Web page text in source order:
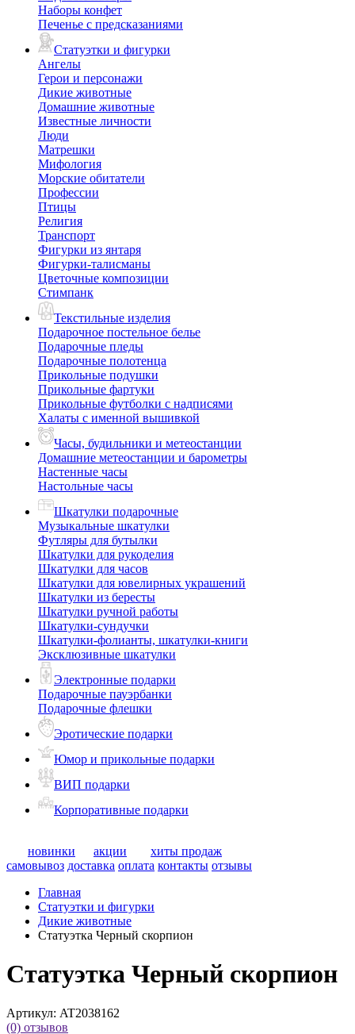
Наборы конфет
Печенье с предсказаниями
Статуэтки и фигурки
Ангелы
Герои и персонажи
Дикие животные
Домашние животные
Известные личности
Люди
Матрешки
Мифология
Морские обитатели
Профессии
Птицы
Религия
Транспорт
Фигурки из янтаря
Фигурки-талисманы
Цветочные композиции
Стимпанк
Текстильные изделия
Подарочное постельное белье
Подарочные пледы
Подарочные полотенца
Прикольные подушки
Прикольные фартуки
Прикольные футболки с надписями
Халаты с именной вышивкой
Часы, будильники и метеостанции
Домашние метеостанции и барометры
Настенные часы
Настольные часы
Шкатулки подарочные
Музыкальные шкатулки
Футляры для бутылки
Шкатулки для рукоделия
Шкатулки для часов
Шкатулки для ювелирных украшений
Шкатулки из бересты
Шкатулки ручной работы
Шкатулки-сундучки
Шкатулки-фолианты, шкатулки-книги
Эксклюзивные шкатулки
Электронные подарки
Подарочные пауэрбанки
Подарочные флешки
Эротические подарки
Юмор и прикольные подарки
ВИП подарки
Корпоративные подарки
новинки акции
хиты продаж
самовывоз доставка оплата контакты отзывы
Главная
Статуэтки и фигурки
Дикие животные
Статуэтка Черный скорпион
Статуэтка Черный скорпион
Артикул: AT2038162
(0) отзывов